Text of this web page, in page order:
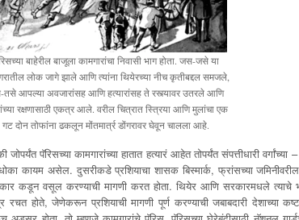
बाहेरील बाजूला कामगारांचा निवासी भाग होता. जस-जसे या
लोक जागे झाले आणि त्यांना थियेरच्या नीच कृतीबद्दल समजले,
आपल्या अवजारांसह आणि हत्यारांसह ते रस्त्यावर उतरले आणि
रक्षणासाठी एकत्र आले. वरील चित्रात स्त्रिया आणि मुलांचा एक
गट दोन तोफांना ढकलून मोंतमार्त्र डोंगरावर घेवून चालला आहे.
पॅरिसच्या कामगारांच्या हातात हत्यारं आहेत तोपर्यंत संपत्तीधारी वर्गांच्या
कायम असेल. दुसरीकडे प्रशियाचा शासक बिस्मार्क, फ्रांसच्या
कडून वसूल करण्याची मागणी करत होता. थियेर आणि सरकारमधले त्याचे
रचत होते, जेणेकरून प्रशियाची मागणी पूर्ण करण्याची जबाबदारी देशाच्या